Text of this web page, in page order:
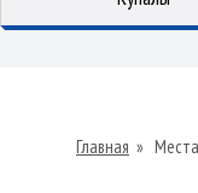
Главная »